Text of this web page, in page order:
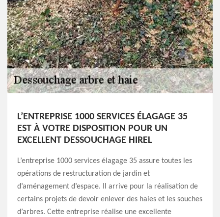
L’ENTREPRISE 1000 SERVICES ÉLAGAGE 35
EST À VOTRE DISPOSITION POUR UN
EXCELLENT DESSOUCHAGE HIREL
L’entreprise 1000 services élagage 35 assure toutes les
opérations de restructuration de jardin et
d’aménagement d’espace. Il arrive pour la réalisation de
certains projets de devoir enlever des haies et les souches
d’arbres. Cette entreprise réalise une excellente